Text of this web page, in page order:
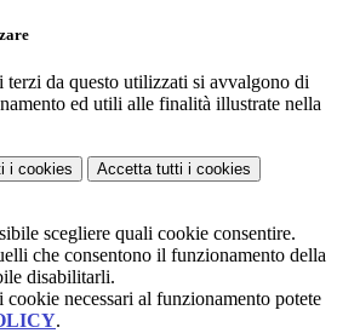
terzi da questo utilizzati si avvalgono di
ed utili alle finalità illustrate nella
i cookies Accetta tutti i cookies
scegliere quali cookie consentire.
che consentono il funzionamento della
disabilitarli.
cookie necessari al funzionamento potete
.